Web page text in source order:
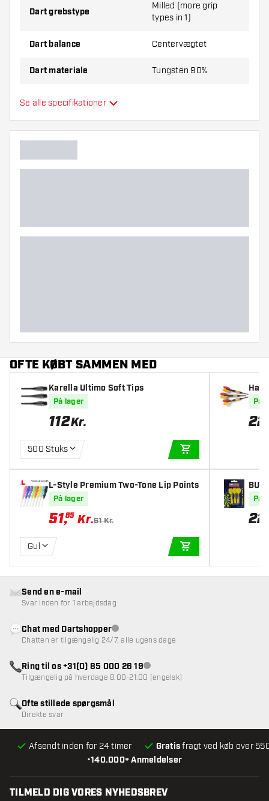
Dart grebstype
Milled (more grip
types in 1)
Dart balance Centervægtet
Dart materiale Tungsten 90%
Dartnæsegreb
Dartspiller
Dart form
Se alle specifikationer
OFTE KØBT SAMMEN MED
Karella Ultimo Soft Tips
På lager
112Kr.
500 Stuks
L-Style Premium Two-Tone Lip Points
På lager
51,85 Kr.61 Kr.
Gul
På
22
På
22
•140.000+ Anmeldelser
Afsendt inden for 24 timer Gratisfragt ved køb over
Ofte stillede spørgsmål
Direkte svar
Send en e-mail
Svar inden for 1 arbejdsdag
Chat med DartshopperKundeservice ikke tilgængelig
Chatten er tilgængelig 24/7, alle ugens dage
Ring til os +31(0) 85 000 26 19Kundeservice ikke tilgængelig
Tilgængelig på hverdage 8:00-21:00 (engelsk)
TILMELD DIG VORES NYHEDSBREV